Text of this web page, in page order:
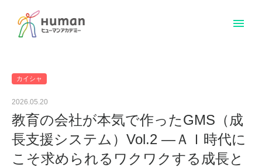
menu
カイシャ
2026.05.20
教育の会社が本気で作ったGMS（成
長支援システム）Vol.2 ―ＡＩ時代に
こそ求められるワクワクする成長と